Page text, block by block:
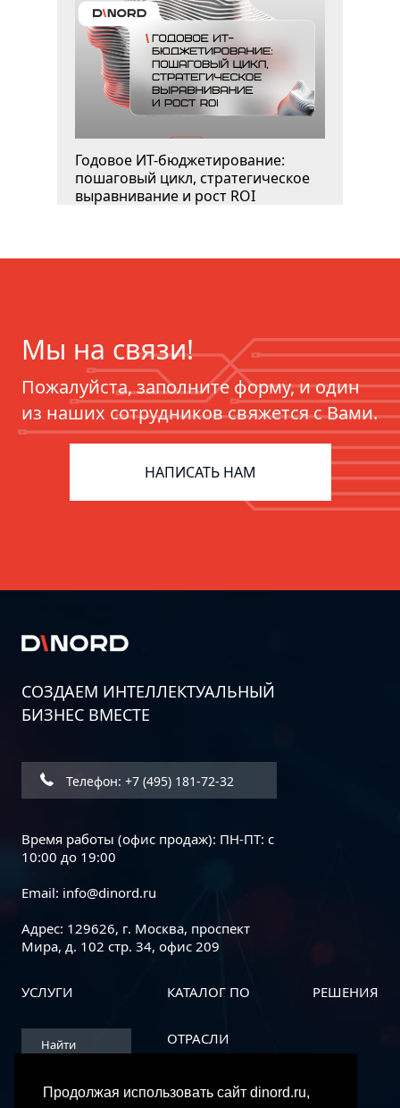
Годовое ИТ-бюджетирование:
пошаговый цикл, стратегическое
выравнивание и рост ROI
Как сформировать команду для
внедрения ERP: 8 шагов
Dinord – на конференции
2026
для снижения рисков и затрат
Мы на связи!
Пожалуйста, заполните форму, и один
из наших сотрудников свяжется с Вами.
НАПИСАТЬ НАМ
СОЗДАЕМ ИНТЕЛЛЕКТУАЛЬНЫЙ
БИЗНЕС ВМЕСТЕ
Телефон: +7 (495) 181-72-32
Время работы (офис продаж): ПН-ПТ: с
10:00 до 19:00
Email: info@dinord.ru
Адрес: 129626, г. Москва, проспект
Мира, д. 102 стр. 34, офис 209
УСЛУГИ КАТАЛОГ ПО РЕШЕНИЯ
ОТРАСЛИ
Найти
нас в
Продолжая использовать сайт dinord.ru,